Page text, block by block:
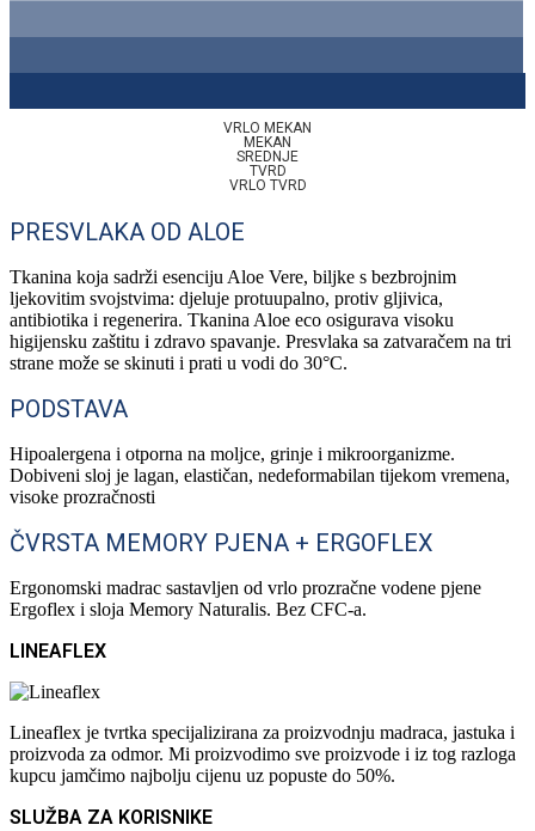
VRLO MEKAN
MEKAN
SREDNJE
TVRD
VRLO TVRD
PRESVLAKA OD ALOE
Tkanina koja sadrži esenciju Aloe Vere, biljke s bezbrojnim
ljekovitim svojstvima: djeluje protuupalno, protiv gljivica,
antibiotika i regenerira. Tkanina Aloe eco osigurava visoku
higijensku zaštitu i zdravo spavanje. Presvlaka sa zatvaračem na tri
strane može se skinuti i prati u vodi do 30°C.
PODSTAVA
Hipoalergena i otporna na moljce, grinje i mikroorganizme.
Dobiveni sloj je lagan, elastičan, nedeformabilan tijekom vremena,
visoke prozračnosti
ČVRSTA MEMORY PJENA + ERGOFLEX
Ergonomski madrac sastavljen od vrlo prozračne vodene pjene
Ergoflex i sloja Memory Naturalis. Bez CFC-a.
LINEAFLEX
Lineaflex je tvrtka specijalizirana za proizvodnju madraca, jastuka i
proizvoda za odmor. Mi proizvodimo sve proizvode i iz tog razloga
kupcu jamčimo najbolju cijenu uz popuste do 50%.
SLUŽBA ZA KORISNIKE